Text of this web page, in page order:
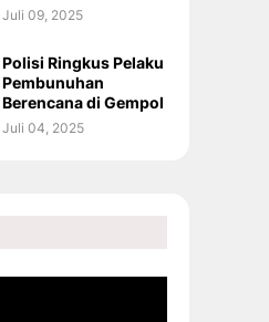
Juli 09, 2025
Polisi Ringkus Pelaku
Pembunuhan
Berencana di Gempol
Juli 04, 2025